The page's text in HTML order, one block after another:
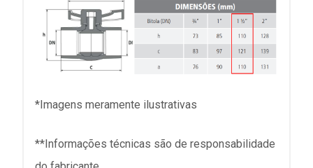
*Imagens meramente ilustrativas
**Informações técnicas são de responsabilidade